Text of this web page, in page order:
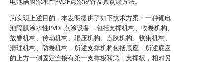
电池隔膜涂水性PVDF点涂设备及其点涂方法。
为实现上述目的，本发明提供了如下技术方案：一种锂电
池隔膜涂水性PVDF点涂设备，包括支撑机构、收卷机构、
放卷机构、传动机构、辊压机构、点胶机构、收集机构、
清理机构、防卷机构，所述支撑机构包括底座，所述底座
的上方一侧固定连接有第一支撑板和第二支撑板，相对另